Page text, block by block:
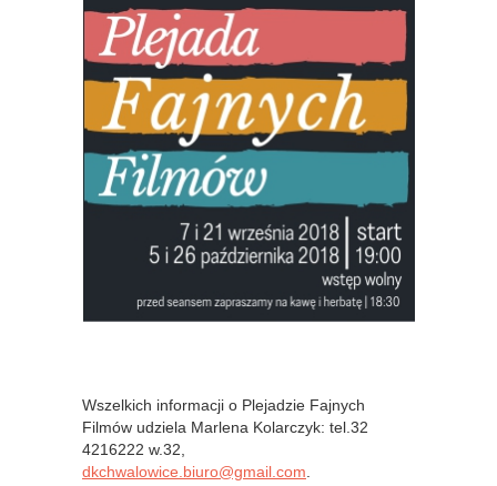
Wszelkich informacji o Plejadzie Fajnych
Filmów udziela Marlena Kolarczyk: tel.32
4216222 w.32,
dkchwalowice.biuro@gmail.com